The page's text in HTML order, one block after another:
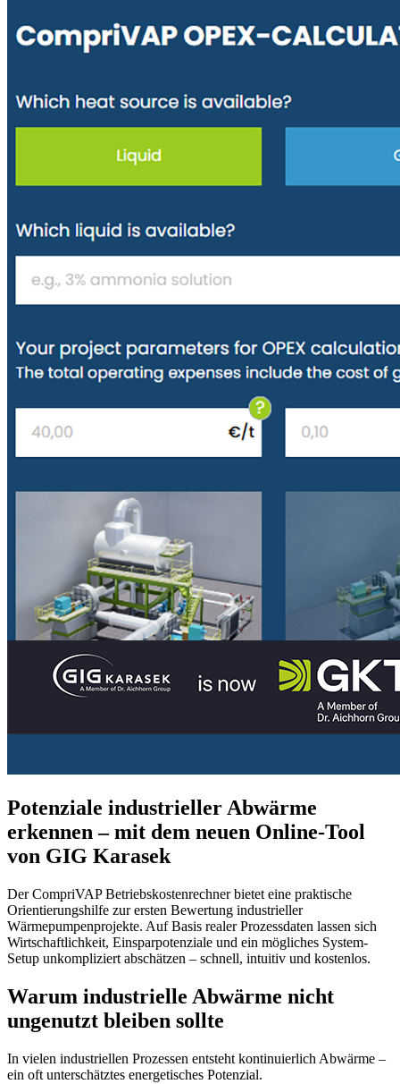
Potenziale industrieller Abwärme
erkennen – mit dem neuen Online-Tool
von GIG Karasek
Der CompriVAP Betriebskostenrechner bietet eine praktische
Orientierungshilfe zur ersten Bewertung industrieller
Wärmepumpenprojekte. Auf Basis realer Prozessdaten lassen sich
Wirtschaftlichkeit, Einsparpotenziale und ein mögliches System-
Setup unkompliziert abschätzen – schnell, intuitiv und kostenlos.
Warum industrielle Abwärme nicht
ungenutzt bleiben sollte
In vielen industriellen Prozessen entsteht kontinuierlich Abwärme –
ein oft unterschätztes energetisches Potenzial.